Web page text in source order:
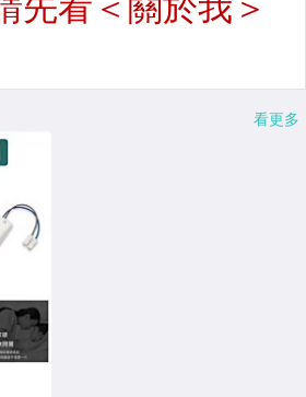
看更多